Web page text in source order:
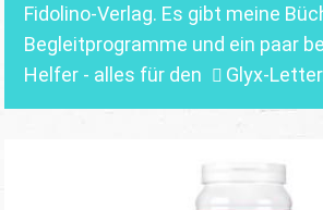
Fidolino-Verlag. Es gibt meine
Begleitprogramme und ein paar
Helfer - alles für den
Glyx-Letter